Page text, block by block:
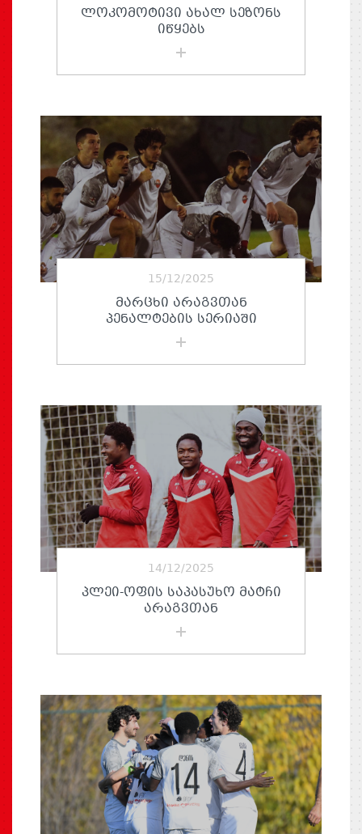
ᲚᲝᲙᲝᲛᲝᲢᲘᲕᲘ ᲐᲮᲐᲚ ᲡᲔᲖᲝᲜᲡ
ᲘᲬᲧᲔᲑᲡ
15/12/2025
ᲛᲐᲠᲪᲮᲘ ᲐᲠᲐᲒᲕᲗᲐᲜ
ᲞᲔᲜᲐᲚᲢᲔᲑᲘᲡ ᲡᲔᲠᲘᲐᲨᲘ
14/12/2025
ᲞᲚᲔᲘ-ᲝᲤᲘᲡ ᲡᲐᲞᲐᲡᲣᲮᲝ ᲛᲐᲢᲩᲘ
ᲐᲠᲐᲒᲕᲗᲐᲜ